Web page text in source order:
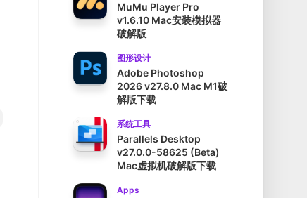
MuMu Player Pro
v1.6.10 Mac安装模拟器
破解版
图形设计
Adobe Photoshop
2026 v27.8.0 Mac M1破
解版下载
系统工具
Parallels Desktop
v27.0.0-58625 (Beta)
Mac虚拟机破解版下载
Apps